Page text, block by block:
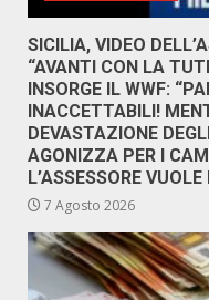
SICILIA, VIDEO
“AVANTI CON LA
INSORGE IL WWF:
INACCETTABILI!
DEVASTAZIONE
AGONIZZA PER I
L’ASSESSORE
7 Agosto 2026